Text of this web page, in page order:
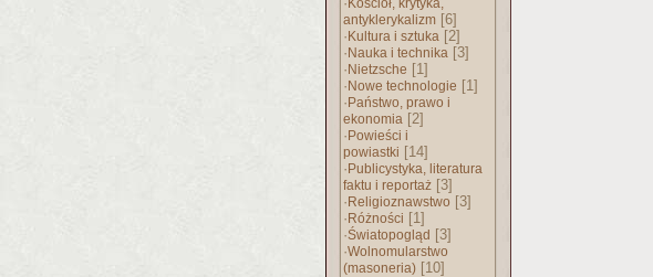
Kościół, krytyka,
antyklerykalizm [6]
· Kultura i sztuka [2]
· Nauka i technika [3]
· Nietzsche [1]
· Nowe technologie [1]
· Państwo, prawo i
ekonomia [2]
· Powieści i
powiastki [14]
· Publicystyka, literatura
faktu i reportaż [3]
· Religioznawstwo [3]
· Różności [1]
·Światopogląd [3]
·Wolnomularstwo
(masoneria) [10]